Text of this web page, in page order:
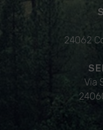
24062
Via